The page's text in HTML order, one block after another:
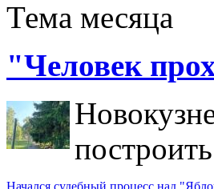
Тема месяца
"Человек
Начался судебный процесс над